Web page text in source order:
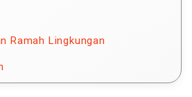
Ramah Lingkungan